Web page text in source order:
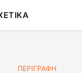
ΠΕΡΙΓΡΑΦΗ